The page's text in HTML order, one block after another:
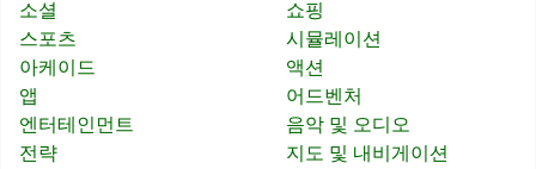
소셜
쇼핑
스포츠
시뮬레이션
아케이드
액션
앱
어드벤처
엔터테인먼트
음악 및 오디오
전략
지도 및 내비게이션